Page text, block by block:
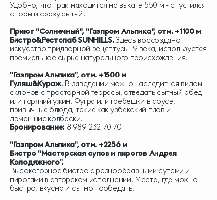
Удобно, что трак находится на выкате 550 м - спустился
с горы и сразу сытый!
Приют "Солнечный", "Газпром Альпика", отм. +1100 м
Бистро&Рестопаб SUNHILLS.Здесь воссоздано
искусство придворной рецептуры 19 века, используется
премиальное сырье натурального происхождения.
"Газпром Альпика", отм. +1500 м
Гуляш&Кураж. В заведении можно насладиться видом
склонов с просторной террасы, отведать сытный обед
или горячий ужин. Фугра или гребешки в соусе,
привычные блюда, такие как узбекский плов и
домашние колбаски.
Бронирование: 8 989 232 70 70
"Газпром Альпика", отм. +2256 м
Бистро "Мастерская супов и пирогов Андрея
Колодяжного".
Высокогорное бистро с разнообразными супами и
пирогами в авторском исполнении. Место, где можно
быстро, вкусно и сытно пообедать.